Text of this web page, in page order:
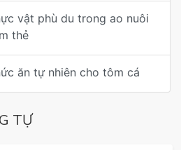
vật phù du trong ao nuôi
thẻ
ăn tự nhiên cho tôm cá
TỰ